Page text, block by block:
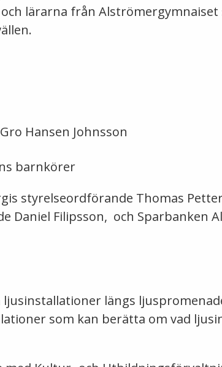
lärarna från Alströmergymnaiset
Hansen Johnsson
barnkörer
styrelseordförande Thomas
Daniel Filipsson, och Sparbanken
längs
som kan berätta om vad